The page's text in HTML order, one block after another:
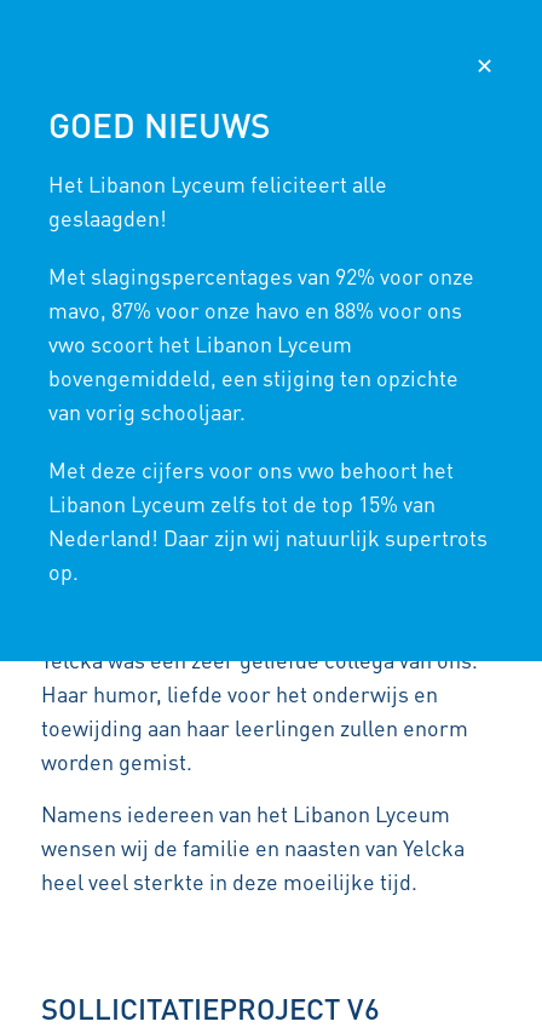
HOME / NIEUWS / EVENEMENTEN
VERDRIETIG NIEUWS
16 FEBRUARI 2024 / INNIEUWS
Afgelopen donderdag bereikte ons het
collega Yelcka van Oversteeg is overleden.
Yelcka was lange tijd betrokken bij het Libanon
Lyceum als docent en leerlingcoördinator. Zij
heeft vele leerlingen van brugklas tot
Yelcka was een zeer geliefde collega van ons.
Haar humor, liefde voor het onderwijs en
toewijding aan haar leerlingen zullen enorm
worden gemist.
Namens iedereen van het Libanon Lyceum
wensen wij de familie en naasten van Yelcka
heel veel sterkte in deze moeilijke tijd.
SOLLICITATIEPROJECT V6
✕
GOED NIEUWS
Het Libanon Lyceum feliciteert alle
geslaagden!
Met slagingspercentages van 92% voor onze
mavo, 87% voor onze havo en 88% voor ons
vwo scoort het Libanon Lyceum
bovengemiddeld, een stijging ten opzichte
van vorig schooljaar.
Met deze cijfers voor ons vwo behoort het
Libanon Lyceum zelfs tot de top 15% van
Nederland! Daar zijn wij natuurlijk supertrots
op.